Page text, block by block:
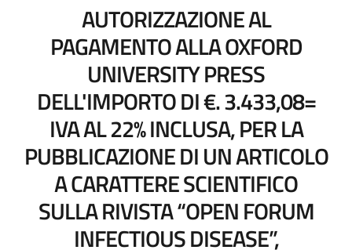
AUTORIZZAZIONE AL
PAGAMENTO ALLA OXFORD
UNIVERSITY PRESS
DELL'IMPORTO DI €. 3.433,08=
IVA AL 22% INCLUSA, PER LA
PUBBLICAZIONE DI UN ARTICOLO
A CARATTERE SCIENTIFICO
SULLA RIVISTA “OPEN FORUM
INFECTIOUS DISEASE”,